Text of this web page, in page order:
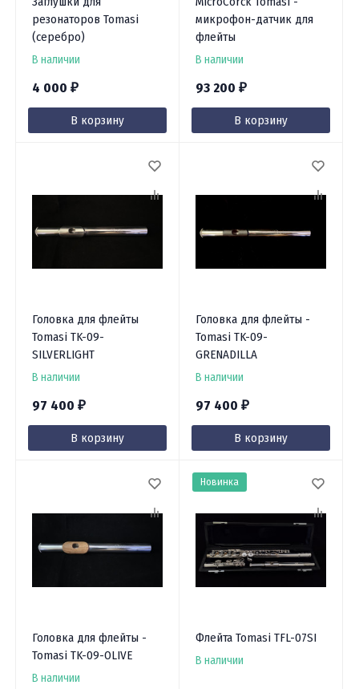
резонаторов Tomasi
(серебро)
В наличии
4 000 ₽
В корзину
микрофон-датчик для
флейты
В наличии
93 200 ₽
В корзину
Головка для флейты
Tomasi TK-09-
SILVERLIGHT
В наличии
97 400 ₽
В корзину
Головка для флейты -
Tomasi TK-09-
GRENADILLA
В наличии
97 400 ₽
В корзину
Головка для флейты -
Tomasi TK-09-OLIVE
В наличии
Флейта Tomasi TFL-07SI
В наличии
Новинка